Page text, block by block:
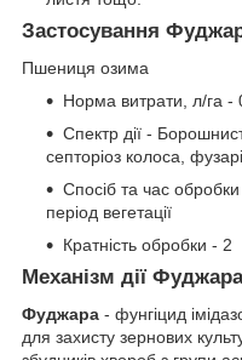
Застосування
Пшениця озима
Норма витрати, л/га -
Спектр дії -
септоріоз колоса,
Cпосіб та час
період вегетації
Кратність обробки - 2
Механiзм дії
Фуджара - фунгіцид
для захисту зернових